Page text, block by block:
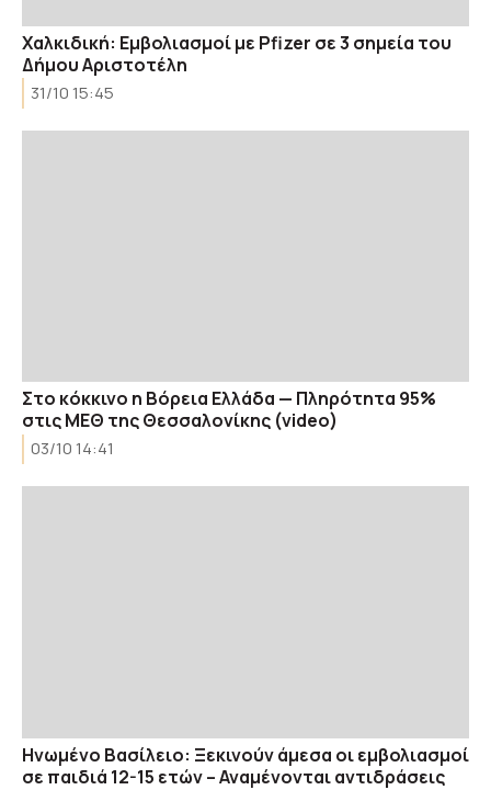
Χαλκιδική: Εμβολιασμοί με Pfizer σε 3 σημεία του
Δήμου Αριστοτέλη
31/10 15:45
Στο κόκκινο η Βόρεια Ελλάδα — Πληρότητα 95%
στις ΜΕΘ της Θεσσαλονίκης (video)
03/10 14:41
Ηνωμένο Βασίλειο: Ξεκινούν άμεσα οι εμβολιασμοί
σε παιδιά 12-15 ετών – Αναμένονται αντιδράσεις